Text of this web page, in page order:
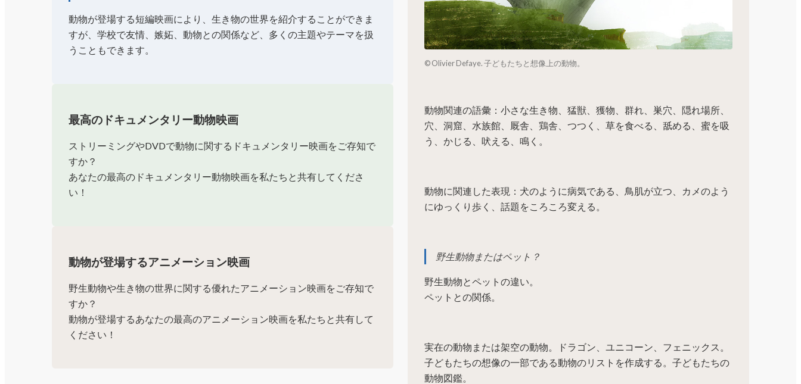
動物が登場する短編映画により、生き物の世界を紹介することができま
すが、学校で友情、嫉妬、動物との関係など、多くの主題やテーマを扱
うこともできます。
最高のドキュメンタリー動物映画
ストリーミングやDVDで動物に関するドキュメンタリー映画をご存知で
すか？
あなたの最高のドキュメンタリー動物映画を私たちと共有してくださ
い！
動物が登場するアニメーション映画
野生動物や生き物の世界に関する優れたアニメーション映画をご存知で
すか？
動物が登場するあなたの最高のアニメーション映画を私たちと共有して
ください！
© Olivier Defaye. 子どもたちと想像上の動物。
動物関連の語彙：小さな生き物、猛獣、獲物、群れ、巣穴、隠れ場所、
穴、洞窟、水族館、厩舎、鶏舎、つつく、草を食べる、舐める、蜜を吸
う、かじる、吠える、鳴く。
動物に関連した表現：犬のように病気である、鳥肌が立つ、カメのよう
にゆっくり歩く、話題をころころ変える。
野生動物またはペット？
野生動物とペットの違い。
ペットとの関係。
実在の動物または架空の動物。ドラゴン、ユニコーン、フェニックス。
子どもたちの想像の一部である動物のリストを作成する。子どもたちの
動物図鑑。